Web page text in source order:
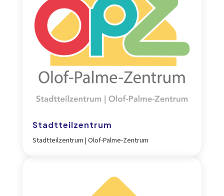
Stadtteilzentrum
Stadtteilzentrum | Olof-Palme-Zentrum